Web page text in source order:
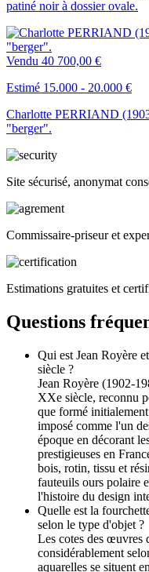
patiné noir à dossier ovale.
Vendu 40 700,00 €
Estimé 15.000 - 20.000 €
Charlotte PERRIAND
"berger".
Site sécurisé, anonymat
Commissaire-priseur et
Estimations gratuites et
Questions
Qui est Jean Royère
siècle ?
Jean Royère (1902-
XXe siècle, reconnu
que formé
imposé comme l'un
époque en décorant
prestigieuses en
bois, rotin, tissu et
fauteuils ours polaire
l'histoire du design
Quelle est la
selon le type d'objet ?
Les cotes des œuvres
considérablement
aquarelles se situent